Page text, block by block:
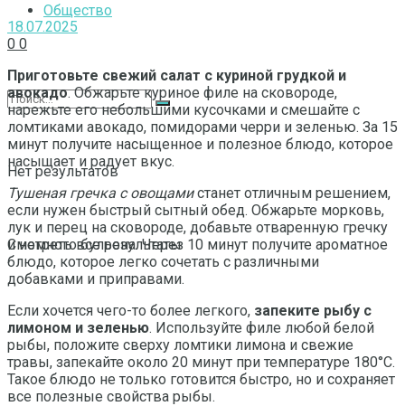
Общество
Нет результатов
Смотреть все результаты
18.07.2025
0 0
Приготовьте свежий салат с куриной грудкой и
авокадо. Обжарьте куриное филе на сковороде,
нарежьте его небольшими кусочками и смешайте с
ломтиками авокадо, помидорами черри и зеленью. За 15
минут получите насыщенное и полезное блюдо, которое
насыщает и радует вкус.
Тушеная гречка с овощамистанет отличным решением,
если нужен быстрый сытный обед. Обжарьте морковь,
лук и перец на сковороде, добавьте отваренную гречку
и немного бульона. Через 10 минут получите ароматное
блюдо, которое легко сочетать с различными
добавками и приправами.
Если хочется чего-то более легкого, запеките рыбу с
лимоном и зеленью. Используйте филе любой белой
рыбы, положите сверху ломтики лимона и свежие
травы, запекайте около 20 минут при температуре 180°C.
Такое блюдо не только готовится быстро, но и сохраняет
все полезные свойства рыбы.